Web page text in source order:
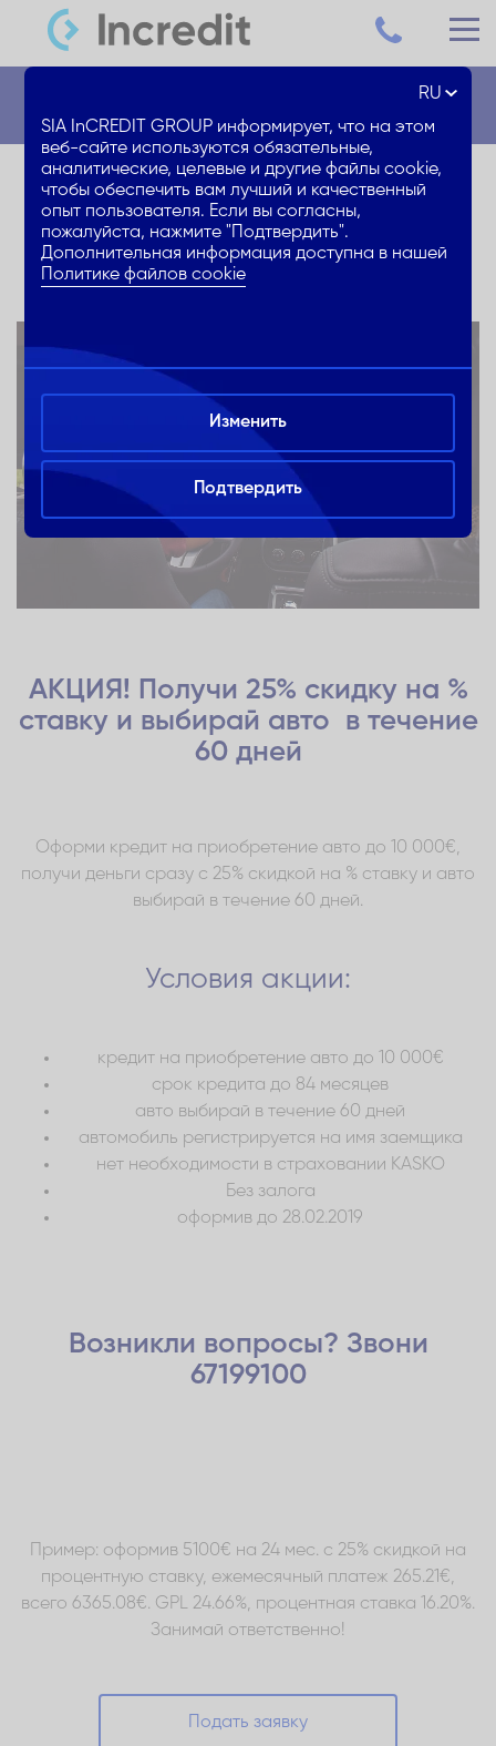
Кредит на покупку авто с
25% скидкой на % ставку
АКЦИЯ! Получи 25% скидку на %
ставку и выбирай авто в течение
60 дней
Оформи кредит на приобретение авто до 10 000€,
получи деньги сразу с 25% скидкой на % ставку и авто
выбирай в течение 60 дней.
Условия акции:
кредит на приобретение авто до 10 000€
срок кредита до 84 месяцев
авто выбирай в течение 60 дней
автомобиль регистрируется на имя заемщика
нет необходимости в страховании KASKO
Без залога
оформив до 28.02.2019
Возникли вопросы? Звони
67199100
Пример: оформив 5100€ на 24 мес. с 25% скидкой на
процентную ставку, ежемесячный платеж 265.21€,
всего 6365.08€. GPL 24.66%, процентная ставка 16.20%.
Занимай ответственно!
Подать заявку
RU
SIA InCREDIT GROUP информирует, что на этом
веб-сайте используются обязательные,
аналитические, целевые и другие файлы cookie,
чтобы обеспечить вам лучший и качественный
опыт пользователя. Если вы согласны,
пожалуйста, нажмите "Подтвердить".
Дополнительная информация доступна в нашей
Политике файлов cookie
Изменить
Подтвердить